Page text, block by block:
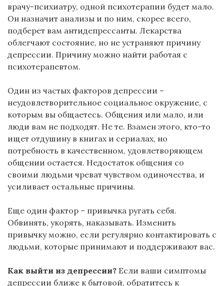
врачу-психиатру, одной психотерапии будет мало.
Он назначит анализы и по ним, скорее всего,
подберет вам антидепрессанты. Лекарства
облегчают состояние, но не устраняют причину
депрессии. Причину можно найти работая с
психотерапевтом.
Один из частых факторов депрессии –
неудовлетворительное социальное окружение, с
которым вы общаетесь. Общения или мало, или
люди вам не подходят. Не те. Взамен этого, кто-то
ищет отдушину в книгах и сериалах, но
потребность в качественном, удовлетворяющем
общении остается. Недостаток общения со
своими людьми чреват чувством одиночества, и
усиливает остальные причины.
Еще один фактор – привычка ругать себя.
Обвинять, укорять, наказывать. Изменить
привычку можно, если регулярно контактировать с
людьми, которые принимают и поддерживают вас.
Как выйти из депрессии? Если ваши симптомы
депрессии ближе к бытовой, обратитесь к